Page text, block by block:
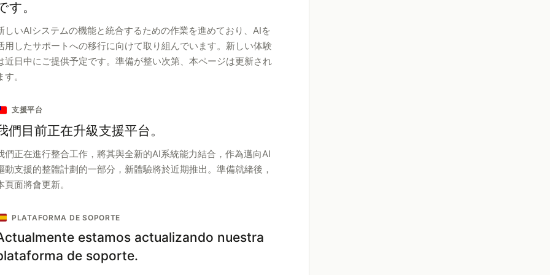
す。
しいAIシステムの機能と統合するための作業を進めており、AIを
用したサポートへの移行に向けて取り組んでいます。新しい体験
近日中にご提供予定です。準備が整い次第、本ページは更新され
す。
支援平台
們目前正在升級支援平台。
們正在進行整合工作，將其與全新的AI系統能力結合，作為邁向AI
動支援的整體計劃的一部分，新體驗將於近期推出。準備就緒後，
頁面將會更新。
PLATAFORMA DE SOPORTE
estamos actualizando nuestra
de soporte.